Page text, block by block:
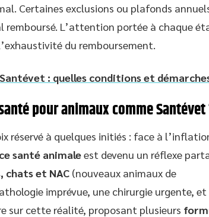
Certaines exclusions ou plafonds
L’attention portée à chaque
du remboursement.
: quelles conditions et
pour animaux comme Santévet
réservé à quelques initiés : face à
santé animaleest devenu un réflexe
chats et NAC (nouveaux animaux de
imprévue, une chirurgie urgente, et
sur cette réalité, proposant plusieurs